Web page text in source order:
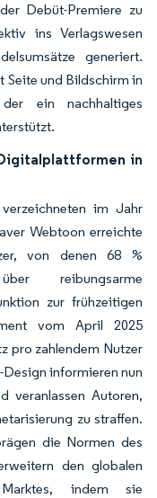
Debüt-Premiere zu
ins Verlagswesen
generiert.
Seite und Bildschirm in
ein nachhaltiges
in
im Jahr
Webtoon erreichte
von denen 68 %
reibungsarme
zur frühzeitigen
vom April 2025
pro zahlendem Nutzer
Design informieren nun
veranlassen Autoren,
zu straffen.
die Normen des
den globalen
indem sie